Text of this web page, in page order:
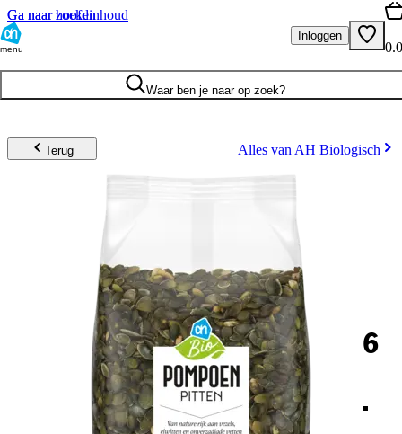
Ga naar hoofdinhoud
Ga naar zoeken
menu
Inloggen
Waar ben je naar op zoek?
Terug Alles van AH Biologisch
6
.